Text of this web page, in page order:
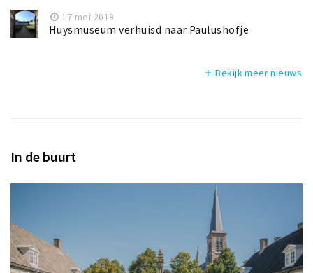
17 mei 2019
Huysmuseum verhuisd naar Paulushofje
add Bekijk meer nieuws
In de buurt